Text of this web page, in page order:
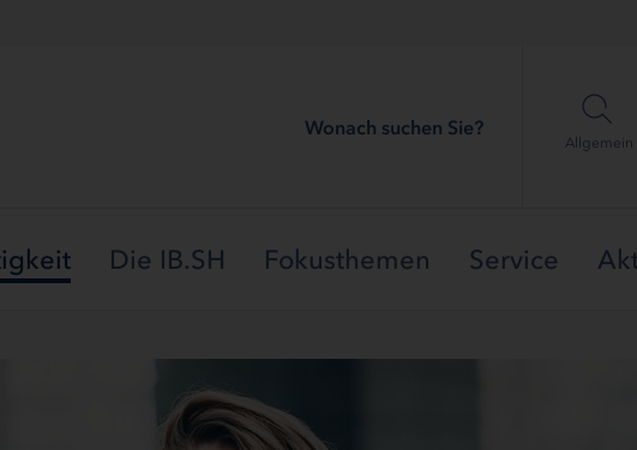
Wonach suchen Sie?
Allgemein
Die IB.SH Fokusthemen Service